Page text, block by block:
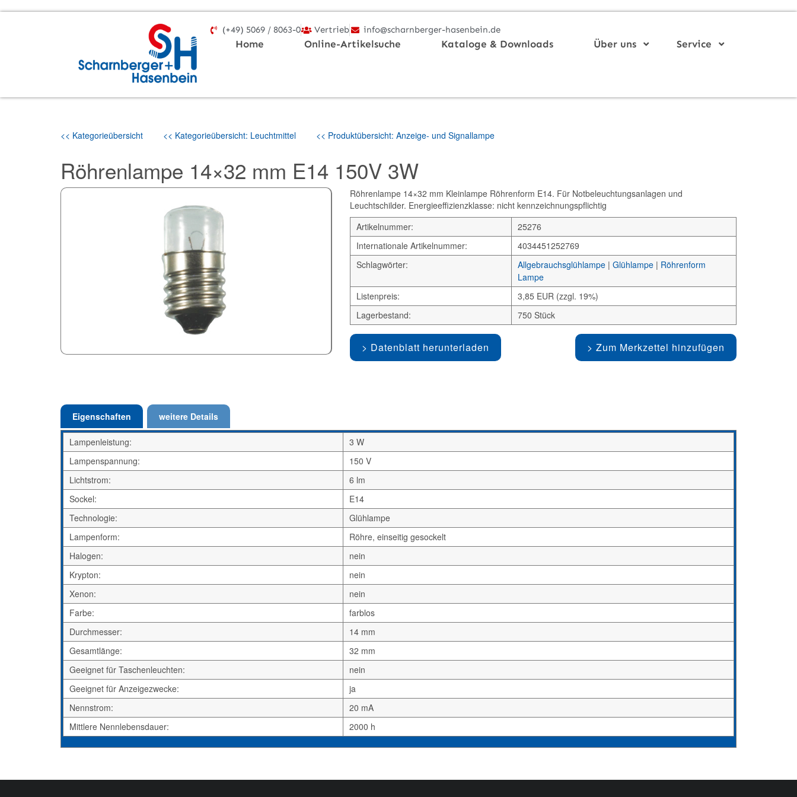
(+49) 5069 / 8063-0 Vertrieb info@scharnberger-hasenbein.de
Home Online-Artikelsuche Kataloge & Downloads Über uns Service
<< Kategorieübersicht << Kategorieübersicht: Leuchtmittel << Produktübersicht: Anzeige- und Signallampe
Röhrenlampe 14×32 mm E14 150V 3W
Röhrenlampe 14×32 mm Kleinlampe Röhrenform E14. Für Notbeleuchtungsanlagen und
Leuchtschilder. Energieeffizienzklasse: nicht kennzeichnungspflichtig
Artikelnummer:
25276
Internationale Artikelnummer:
4034451252769
Schlagwörter:
Allgebrauchsglühlampe| Glühlampe| Röhrenform
Lampe
Listenpreis:
3,85 EUR (zzgl. 19%)
Lagerbestand:
750 Stück
Datenblatt herunterladen Zum Merkzettel hinzufügen
Eigenschaften weitere Details
Lampenleistung:
3 W
Lampenspannung:
150 V
Lichtstrom:
6 lm
Sockel:
E14
Technologie:
Glühlampe
Lampenform:
Röhre, einseitig gesockelt
Halogen:
nein
Krypton:
nein
Xenon:
nein
Farbe:
farblos
Durchmesser:
14 mm
Gesamtlänge:
32 mm
Geeignet für Taschenleuchten:
nein
Geeignet für Anzeigezwecke:
ja
Nennstrom:
20 mA
Mittlere Nennlebensdauer:
2000 h